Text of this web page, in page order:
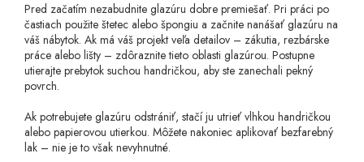
Pred začatím nezabudnite glazúru dobre premiešať. Pri práci po
častiach použite štetec alebo špongiu a začnite nanášať glazúru na
váš nábytok. Ak má váš projekt veľa detailov – zákutia, rezbárske
práce alebo lišty – zdôraznite tieto oblasti glazúrou. Postupne
utierajte prebytok suchou handričkou, aby ste zanechali pekný
povrch.
Ak potrebujete glazúru odstrániť, stačí ju utrieť vlhkou handričkou
alebo papierovou utierkou. Môžete nakoniec aplikovať bezfarebný
lak – nie je to však nevyhnutné.